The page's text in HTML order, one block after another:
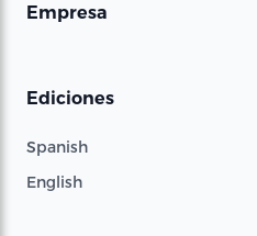
Empresa
Ediciones
Spanish
English